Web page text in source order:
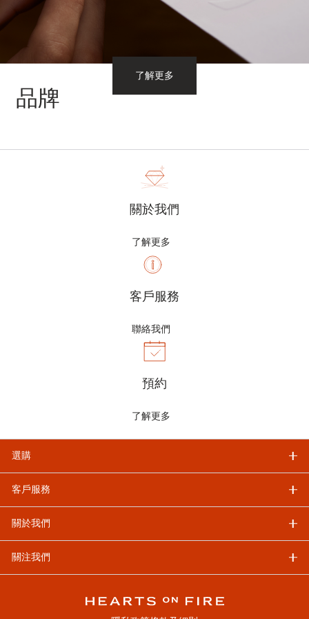
品牌
了解更多
關於我們
了解更多
客戶服務
聯絡我們
預約
了解更多
選購
客戶服務
關於我們
關注我們